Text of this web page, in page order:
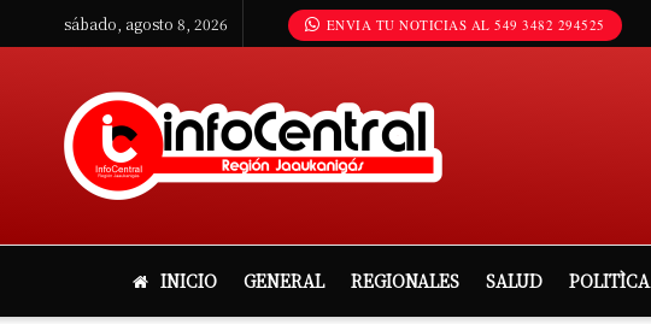
sábado, agosto 8, 2026 ENVIA TU NOTICIAS AL 549 3482 294525
INICIO GENERAL REGIONALES SALUD POLITÌCA